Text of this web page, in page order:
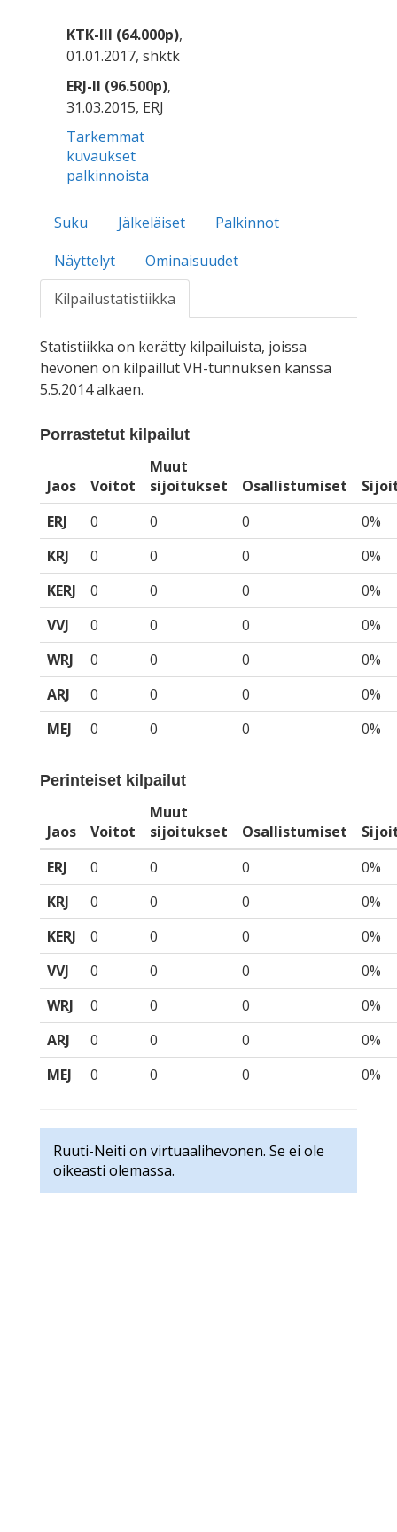
KTK-III (64.000p),
01.01.2017, shktk
ERJ-II (96.500p),
31.03.2015, ERJ
Tarkemmat
kuvaukset
palkinnoista
Suku Jälkeläiset
Palkinnot
Näyttelyt
Ominaisuudet
Kilpailustatistiikka
Statistiikka on kerätty kilpailuista, joissa
hevonen on kilpaillut VH-tunnuksen kanssa
5.5.2014 alkaen.
Porrastetut kilpailut
Jaos Voitot
Muut
sijoitukset
Osallistumiset
ERJ
0 0 0
0%
KRJ
0 0 0
0%
KERJ
0 0 0
0%
VVJ
0 0 0
0%
WRJ
0 0 0
0%
ARJ
0 0 0
0%
MEJ
0 0 0 0%
Perinteiset kilpailut
Jaos Voitot
Muut
sijoitukset
Osallistumiset
ERJ
0 0 0
0%
KRJ
0 0 0
0%
KERJ
0 0 0
0%
VVJ
0 0 0
0%
WRJ
0 0 0
0%
ARJ
0 0 0
0%
MEJ
0 0 0 0%
Ruuti-Neiti on virtuaalihevonen. Se ei ole
oikeasti olemassa.